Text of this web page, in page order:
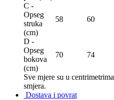
C -
Opseg
struka
(сm)
58 60
D -
Opseg
bokova
(сm)
70 74
Sve mjere su u centrimetrima
smjera.
Dostava i povrat